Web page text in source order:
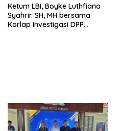
Ketum LBI, Boyke Luthfiana
Syahrir. SH, MH bersama
Korlap Investigasi DPP